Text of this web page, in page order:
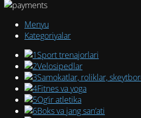
Menyu
Kategoriyalar
Sport trenajorlari
Velosipedlar
Samokatlar, roliklar,
Fitnes va yoga
Og‘ir atletika
Boks va jang san’ati